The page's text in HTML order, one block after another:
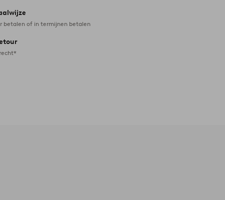
betalen of in termijnen betalen